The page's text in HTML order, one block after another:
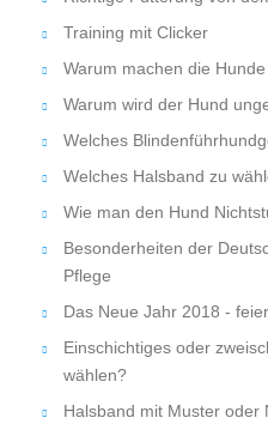
Training mit Clicker
Warum machen die
Warum wird der Hund
Welches
Welches Halsband zu
Wie man den Hund
Besonderheiten der
Pflege
Das Neue Jahr 2018 -
Einschichtiges oder
wählen?
Halsband mit Muster oder